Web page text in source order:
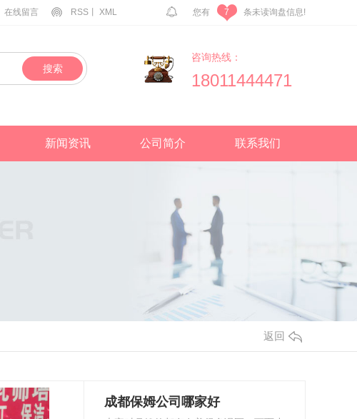
在线留言 RSS丨 XML 您有 7 条未读询盘信息!
搜索
咨询热线：
18011444471
新闻资讯 公司简介 联系我们
返回
成都保姆公司哪家好